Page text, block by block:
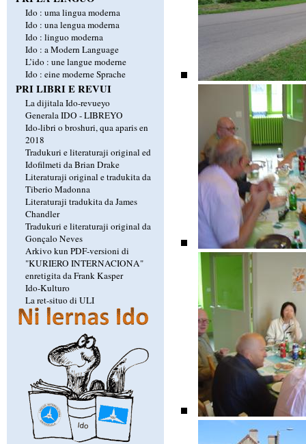
Ido : uma lingua moderna
Ido : una lengua moderna
Ido : linguo moderna
Ido : a Modern Language
L’ido : une langue moderne
Ido : eine moderne Sprache
PRI LIBRI E REVUI
La dijitala Ido-revueyo
Generala IDO - LIBREYO
Ido-libri o broshuri, qua aparis en
2018
Tradukuri e literaturaji original ed
Idofilmeti da Brian Drake
Literaturaji original e tradukita da
Tiberio Madonna
Literaturaji tradukita da James
Chandler
Tradukuri e literaturaji original da
Gonçalo Neves
Arkivo kun PDF-versioni di
"KURIERO INTERNACIONA"
enretigita da Frank Kasper
Ido-Kulturo
La ret-situo di ULI